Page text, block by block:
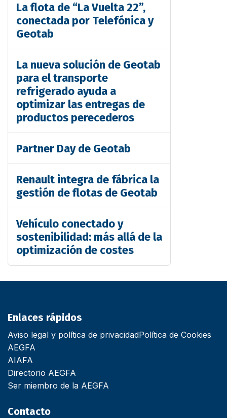
La flota de “La Vuelta 22”,
conectada por Telefónica y
Geotab
La nueva solución de Geotab
para el transporte
refrigerado ayuda a
optimizar las entregas de
productos perecederos
Partner Day de Geotab
Renault integra de fábrica la
gestión de flotas de Geotab
Vehículo conectado y
sostenibilidad: más allá de la
optimización de costes
Enlaces rápidos
Aviso legal y política de privacidadPolítica de Cookies
AEGFA
AIAFA
Directorio AEGFA
Ser miembro de la AEGFA
Contacto